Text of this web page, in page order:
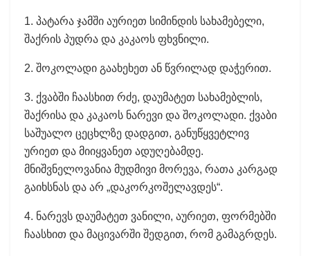
1. პატარა ჯამში აურიეთ სიმინდის სახამებელი,
შაქრის პუდრა და კაკაოს ფხვნილი.
2. შოკოლადი გაახეხეთ ან წვრილად დაჭერით.
3. ქვაბში ჩაასხით რძე, დაუმატეთ სახამებლის,
შაქრისა და კაკაოს ნარევი და შოკოლადი. ქვაბი
საშუალო ცეცხლზე დადგით, განუწყვეტლივ
ურიეთ და მიიყვანეთ ადუღებამდე.
მნიშვნელოვანია მუდმივი მორევა, რათა კარგად
გაიხსნას და არ „დაკორკოშელავდეს“.
4. ნარევს დაუმატეთ ვანილი, აურიეთ, ფორმებში
ჩაასხით და მაცივარში შედგით, რომ გამაგრდეს.